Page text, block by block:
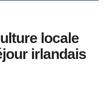
locale
irlandais